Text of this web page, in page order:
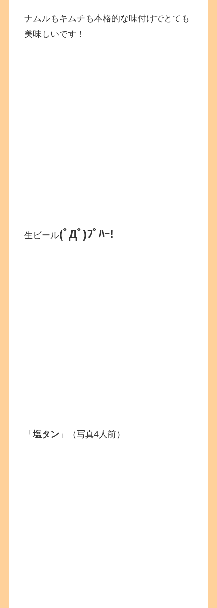
ナムルもキムチも本格的な味付けでとても
美味しいです！
生ビール(ﾟДﾟ)ﾌﾟﾊｰ!
「塩タン 」（写真4人前）